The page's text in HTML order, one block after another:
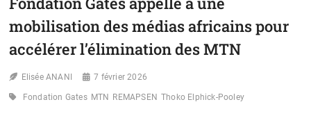
LE
PRIX
MICHEL
SIDIBÉ
CONSACRE
JOURNALISME
COMME
mobilisation des médias africains pour
accélérer l’élimination des MTN
Elisée ANANI 7 février 2026
Fondation Gates MTN REMAPSEN Thoko Elphick-Pooley